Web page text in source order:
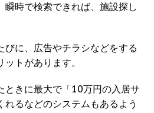
瞬時で検索できれば、施設探し
びに、広告やチラシなどをする
トがあります。
ときに最大で「10万円の入居サ
るなどのシステムもあるよう